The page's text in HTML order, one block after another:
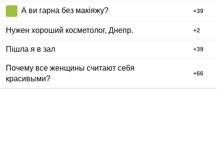
А ви гарна без макіяжу? +39
Нужен хороший косметолог, Днепр. +2
Пішла я в зал +39
Почему все женщины считают себя
красивыми?
+66